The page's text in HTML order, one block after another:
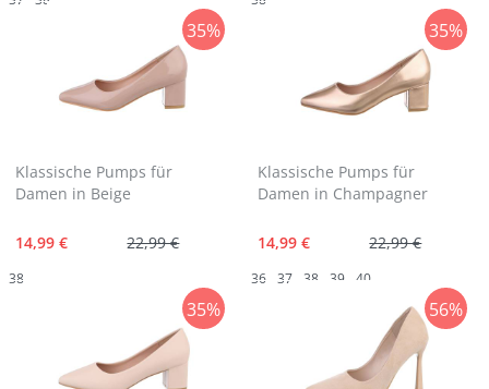
35%
Klassische Pumps für
Damen in Beige
22,99 €
14,99 €
38
35%
Klassische Pumps für
Damen in Champagner
22,99 €
14,99 €
36 37 38 39 40
35% 56%